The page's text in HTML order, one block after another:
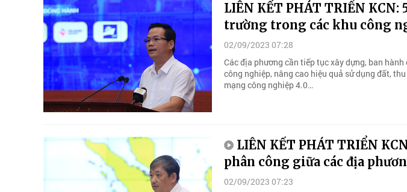
LIÊN KẾT PHÁT TRIỂN
trường trong các khu công
02/09/2023 07:28
Các địa phương cần tiếp tục xây dựng, ban
công nghiệp, nâng cao hiệu quả sử dụng đất,
mạng công nghiệp 4.0…
LIÊN KẾT PHÁT TRIỂN
phân công giữa các địa
02/09/2023 07:23